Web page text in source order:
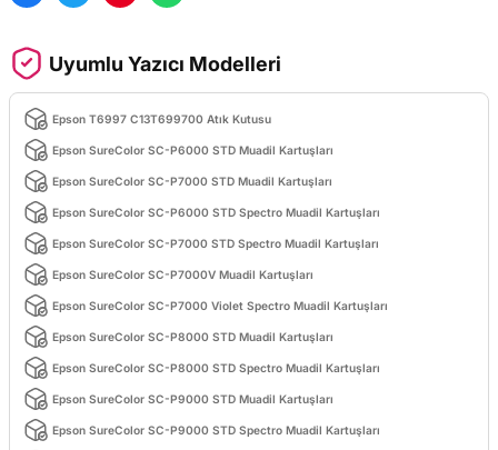
Uyumlu Yazıcı Modelleri
Epson T6997 C13T699700 Atık Kutusu
Epson SureColor SC-P6000 STD Muadil Kartuşları
Epson SureColor SC-P7000 STD Muadil Kartuşları
Epson SureColor SC-P6000 STD Spectro Muadil Kartuşları
Epson SureColor SC-P7000 STD Spectro Muadil Kartuşları
Epson SureColor SC-P7000V Muadil Kartuşları
Epson SureColor SC-P7000 Violet Spectro Muadil Kartuşları
Epson SureColor SC-P8000 STD Muadil Kartuşları
Epson SureColor SC-P8000 STD Spectro Muadil Kartuşları
Epson SureColor SC-P9000 STD Muadil Kartuşları
Epson SureColor SC-P9000 STD Spectro Muadil Kartuşları